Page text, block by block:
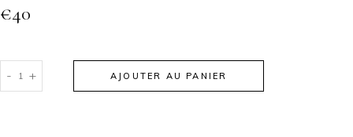
€40
- + AJOUTER AU PANIER